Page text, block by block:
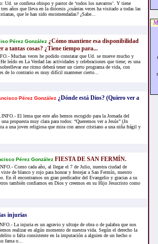
Ud. se confiesa obispo y pastor de ‘todos los navarros’. Y tiene
años que lleva en la diócesis ¿cuántas veces ha visitado a todas las
que le han sido encomendadas? ¿Sabe...
Pérez González¿Cómo mantiene esa disponibilidad
a tantas cosas? ¿Tiene tiempo para...
Muchas veces he podido constatar que Ud. se mueve mucho y
leído en La Verdad las actividades y celebraciones que tiene; es una
ese ritmo deberá tener un cierto programa de vida, con
de lo contrario es muy difícil mantener cierto...
Pérez González¿Dónde está Dios? (Quiero ver a
El lema que este año hemos escogido para la Jornada del
propuesta muy clara para todos: “Queremos ver a Jesús” (Jn
a una joven religiosa que mira con amor cristiano a una niña frágil y
Pérez GonzálezFIESTA DE SAN FERMÍN.
Como cada año, al llegar el 7 de Julio, nuestra ciudad de
de blanco y rojo para honrar y festejar a San Fermín, nuestro
En él encontramos un gran predicador del Evangelio y gracias a su
también confiamos en Dios y creemos en su Hijo Jesucristo como
injurias
La injuria es un agravio y ultraje de obra o de palabra que nos
realizar en algún momento de nuestra vida. Según el derecho la
o falta consistente en la imputación a alguien de un hecho o
fama o...